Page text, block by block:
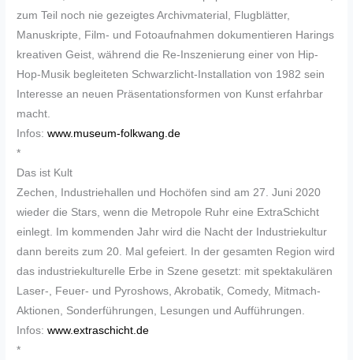
zum Teil noch nie gezeigtes Archivmaterial, Flugblätter,
Manuskripte, Film- und Fotoaufnahmen dokumentieren Harings
kreativen Geist, während die Re-Inszenierung einer von Hip-
Hop-Musik begleiteten Schwarzlicht-Installation von 1982 sein
Interesse an neuen Präsentationsformen von Kunst erfahrbar
macht.
Infos:www.museum-folkwang.de
*
Das ist Kult
Zechen, Industriehallen und Hochöfen sind am 27. Juni 2020
wieder die Stars, wenn die Metropole Ruhr eine ExtraSchicht
einlegt. Im kommenden Jahr wird die Nacht der Industriekultur
dann bereits zum 20. Mal gefeiert. In der gesamten Region wird
das industriekulturelle Erbe in Szene gesetzt: mit spektakulären
Laser-, Feuer- und Pyroshows, Akrobatik, Comedy, Mitmach-
Aktionen, Sonderführungen, Lesungen und Aufführungen.
Infos:www.extraschicht.de
*